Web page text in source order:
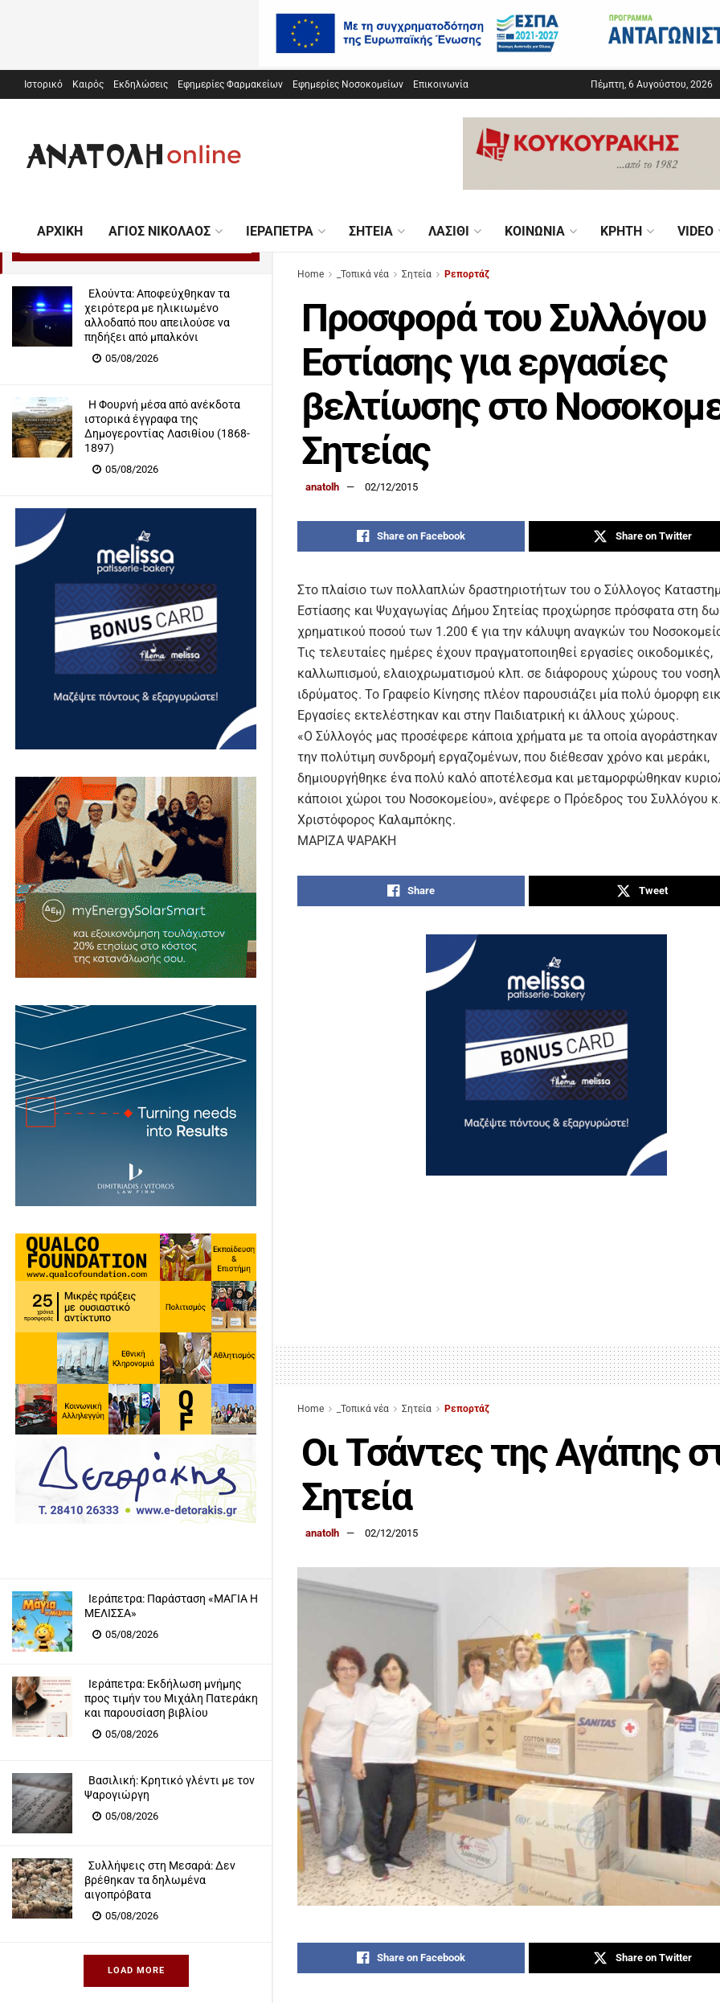
Ελούντα: Αποφεύχθηκαν τα
χειρότερα με ηλικιωμένο
αλλοδαπό που απειλούσε να
πηδήξει από μπαλκόνι
05/08/2026
Η Φουρνή μέσα από ανέκδοτα
ιστορικά έγγραφα της
Δημογεροντίας Λασιθίου (1868-
1897)
05/08/2026
Ιεράπετρα: Παράσταση «ΜΑΓΙΑ Η
ΜΕΛΙΣΣΑ»
05/08/2026
Ιεράπετρα: Eκδήλωση μνήμης
προς τιμήν του Μιχάλη Πατεράκη
και παρουσίαση βιβλίου
05/08/2026
Βασιλική: Κρητικό γλέντι με τον
Ψαρογιώργη
05/08/2026
Συλλήψεις στη Μεσαρά: Δεν
βρέθηκαν τα δηλωμένα
αιγοπρόβατα
05/08/2026
LOAD MORE
Ιστορικό Καιρός Εκδηλώσεις Εφημερίες Φαρμακείων Εφημερίες Νοσοκομείων Επικοινωνία Πέμπτη, 6 Αυγούστου, 2026
ΑΡΧΙΚΉ ΆΓΙΟΣ ΝΙΚΌΛΑΟΣ ΙΕΡΆΠΕΤΡΑ ΣΗΤΕΊΑ ΛΑΣΊΘΙ ΚΟΙΝΩΝΊΑ ΚΡΉΤΗ VIDEO
Home _Τοπικά νέα Σητεία Ρεπορτάζ
Προσφορά του Συλλόγου
Εστίασης για εργασίες
βελτίωσης στο
Σητείας
anatolh 02/12/2015
Share on Facebook Share on Twitter
Στο πλαίσιο των πολλαπλών δραστηριοτήτων του ο Σύλλογος
Εστίασης και Ψυχαγωγίας Δήμου Σητείας προχώρησε πρόσφατα στη
χρηματικού ποσού των 1.200 € για την κάλυψη αναγκών του
Τις τελευταίες ημέρες έχουν πραγματοποιηθεί εργασίες οικοδομικές,
καλλωπισμού, ελαιοχρωματισμού κλπ. σε διάφορους χώρους του
ιδρύματος. Το Γραφείο Κίνησης πλέον παρουσιάζει μία πολύ όμορφη
Εργασίες εκτελέστηκαν και στην Παιδιατρική κι άλλους χώρους.
«Ο Σύλλογός μας προσέφερε κάποια χρήματα με τα οποία αγοράστηκαν
την πολύτιμη συνδρομή εργαζομένων, που διέθεσαν χρόνο και μεράκι,
δημιουργήθηκε ένα πολύ καλό αποτέλεσμα και μεταμορφώθηκαν
κάποιοι χώροι του Νοσοκομείου», ανέφερε ο Πρόεδρος του Συλλόγου
Χριστόφορος Καλαμπόκης.
ΜΑΡΙΖΑ ΨΑΡΑΚΗ
Share Tweet
Home _Τοπικά νέα Σητεία Ρεπορτάζ
Οι Τσάντες της Αγάπης
Σητεία
anatolh 02/12/2015
Share on Facebook Share on Twitter